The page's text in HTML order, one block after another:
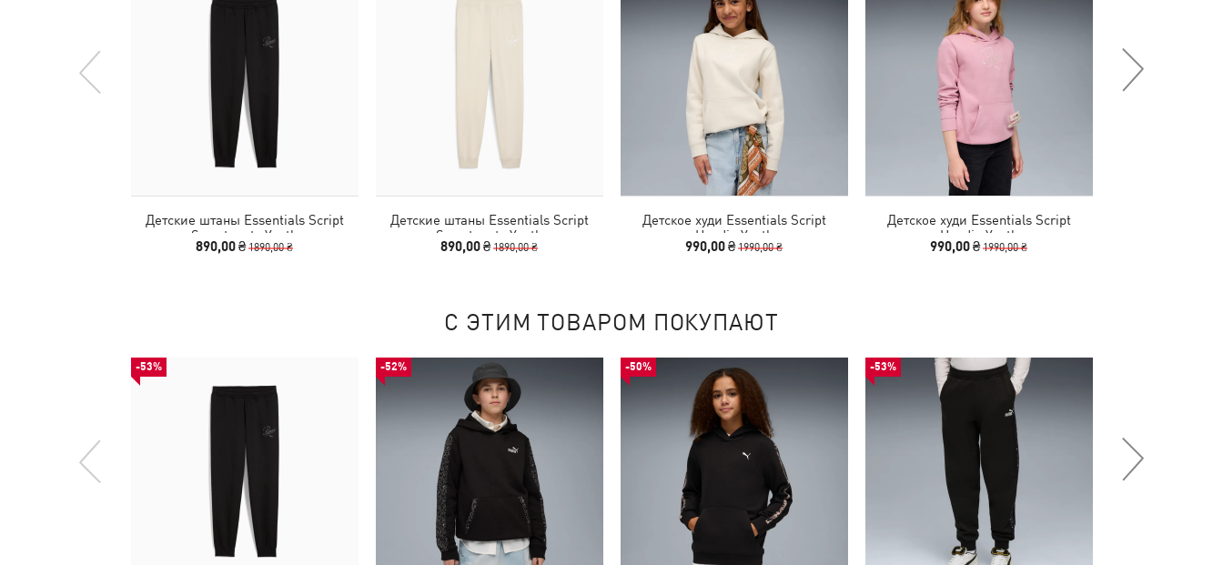
Детские штаны Essentials Script
Sweatpants Youth
890,00 ₴1890,00 ₴
Детские штаны Essentials Script
Sweatpants Youth
890,00 ₴1890,00 ₴
Детское худи Essentials Script
Hoodie Youth
990,00 ₴1990,00 ₴
Детское худи Essentials Script
Hoodie Youth
990,00 ₴1990,00 ₴
С ЭТИМ ТОВАРОМ ПОКУПАЮТ
-53% -52% -50% -53%